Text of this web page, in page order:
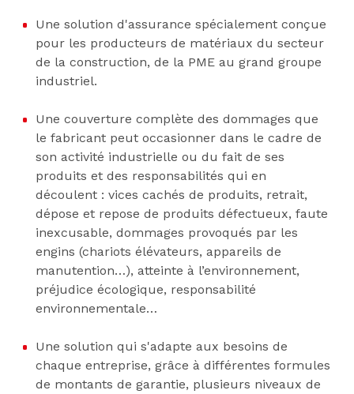
Une solution d'assurance spécialement conçue
pour les producteurs de matériaux du secteur
de la construction, de la PME au grand groupe
industriel.
Une couverture complète des dommages que
le fabricant peut occasionner dans le cadre de
son activité industrielle ou du fait de ses
produits et des responsabilités qui en
découlent : vices cachés de produits, retrait,
dépose et repose de produits défectueux, faute
inexcusable, dommages provoqués par les
engins (chariots élévateurs, appareils de
manutention…), atteinte à l’environnement,
préjudice écologique, responsabilité
environnementale…
Une solution qui s'adapte aux besoins de
chaque entreprise, grâce à différentes formules
de montants de garantie, plusieurs niveaux de